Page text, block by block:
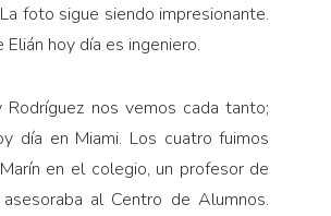
foto sigue siendo impresionante.
Elián hoy día es ingeniero.
Rodríguez nos vemos cada tanto;
día en Miami. Los cuatro fuimos
en el colegio, un profesor de
al Centro de Alumnos.